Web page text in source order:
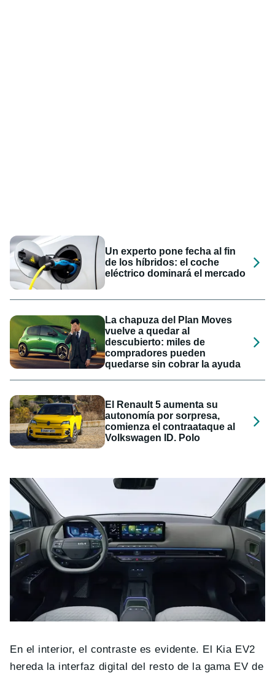
Un experto pone fecha al fin
de los híbridos: el coche
eléctrico dominará el mercado
La chapuza del Plan Moves
vuelve a quedar al
descubierto: miles de
compradores pueden
quedarse sin cobrar la ayuda
El Renault 5 aumenta su
autonomía por sorpresa,
comienza el contraataque al
Volkswagen ID. Polo
En el interior, el contraste es evidente. El Kia EV2
hereda la interfaz digital del resto de la gama EV de